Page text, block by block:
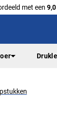
met een 9,0